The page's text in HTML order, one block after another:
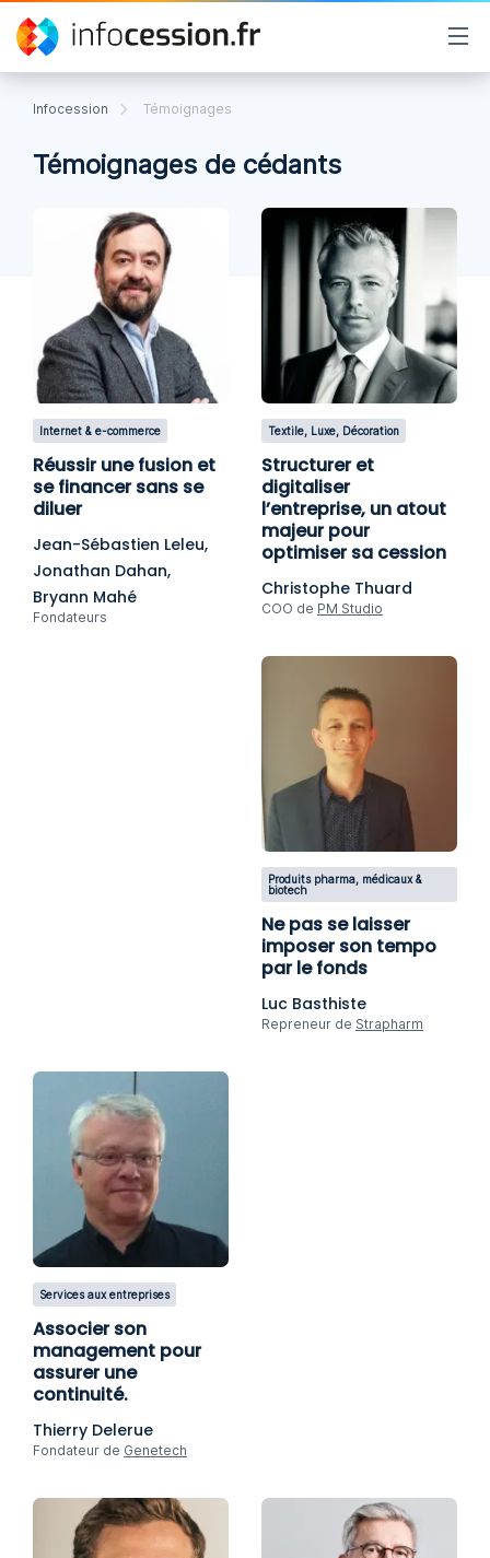
Infocession Témoignages
Témoignages de cédants
Internet & e-commerce
Réussir une fusion et
se financer sans se
diluer
Jean-Sébastien Leleu,
Jonathan Dahan,
Bryann Mahé
Fondateurs
Textile, Luxe, Décoration
Structurer et
digitaliser
l’entreprise, un atout
majeur pour
optimiser sa cession
Christophe Thuard
COO de PM Studio
Produits pharma, médicaux &
biotech
Ne pas se laisser
imposer son tempo
par le fonds
Luc Basthiste
Repreneur de Strapharm
Services aux entreprises
Associer son
management pour
assurer une
continuité.
Thierry Delerue
Fondateur de Genetech